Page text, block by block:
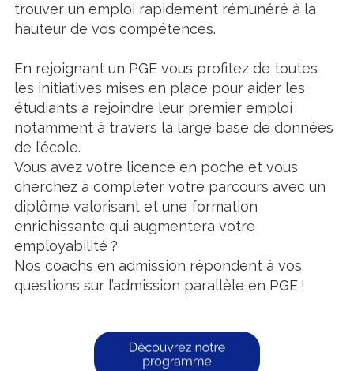
trouver un emploi rapidement rémunéré à la
hauteur de vos compétences.
En rejoignant un PGE vous profitez de toutes
les initiatives mises en place pour aider les
étudiants à rejoindre leur premier emploi
notamment à travers la large base de données
de l’école.
Vous avez votre licence en poche et vous
cherchez à compléter votre parcours avec un
diplôme valorisant et une formation
enrichissante qui augmentera votre
employabilité ?
Nos coachs en admission répondent à vos
questions sur l’admission parallèle en PGE !